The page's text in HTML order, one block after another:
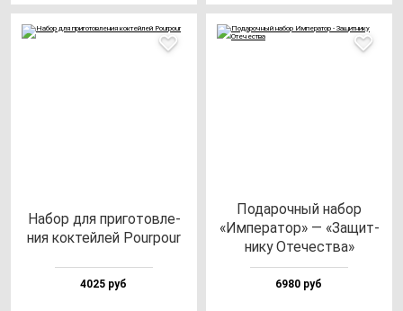
Набор для при­го­тов­ле­
ния кок­тей­лей Pour­po­ur
4025 руб
Пода­роч­ный на­бор
«Импе­ра­тор» — «Защит­
ни­ку Оте­чес­тва»
6980 руб